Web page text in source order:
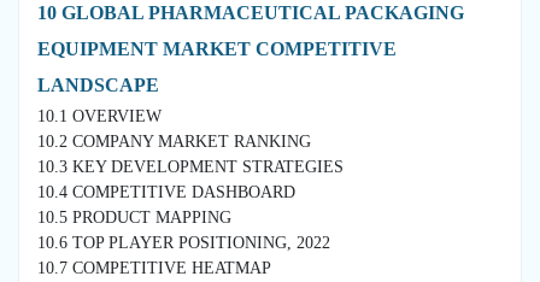
10 GLOBAL PHARMACEUTICAL PACKAGING
EQUIPMENT MARKET COMPETITIVE
LANDSCAPE
10.1 OVERVIEW
10.2 COMPANY MARKET RANKING
10.3 KEY DEVELOPMENT STRATEGIES
10.4 COMPETITIVE DASHBOARD
10.5 PRODUCT MAPPING
10.6 TOP PLAYER POSITIONING, 2022
10.7 COMPETITIVE HEATMAP